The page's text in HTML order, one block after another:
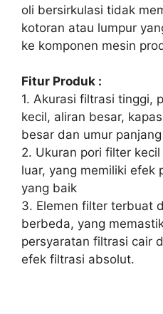
oli bersirkulasi tidak
kotoran atau lumpur
ke komponen mesin
Fitur Produk :
1. Akurasi filtrasi tinggi,
kecil, aliran besar,
besar dan umur panjang
2. Ukuran pori filter
luar, yang memiliki efek
yang baik
3. Elemen filter terbuat
berbeda, yang
persyaratan filtrasi cair
efek filtrasi absolut.